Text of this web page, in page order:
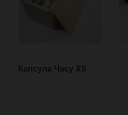
Капсула Часу XS